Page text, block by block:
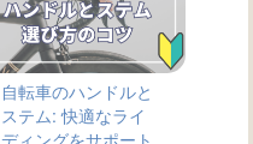
自転車のハンドルと
ステム: 快適なライ
ディングをサポート